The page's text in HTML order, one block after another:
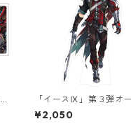
「イースⅨ」第３弾オ
ラアクリルスタンド
¥2,050